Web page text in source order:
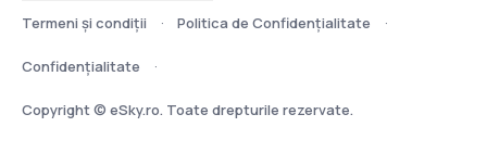
Termeni şi condiţii Politica de Confidențialitate
Confidențialitate
Copyright © eSky.ro. Toate drepturile rezervate.